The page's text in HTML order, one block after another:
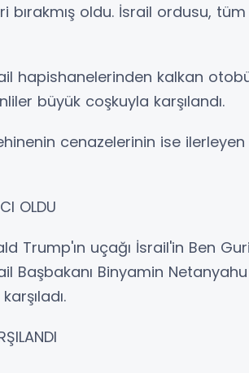
bırakmış oldu. İsrail ordusu,
hapishanelerinden kalkan
büyük coşkuyla karşılandı.
cenazelerinin ise
OLDU
Trump'ın uçağı İsrail'in Ben
Başbakanı Binyamin